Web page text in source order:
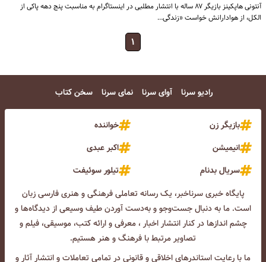
آنتونی هاپکینز بازیگر ۸۷ ساله با انتشار مطلبی در اینستاگرام به مناسبت پنج دهه پاکی از
الکل، از هوادارانش خواست «زندگی…
۱
رادیو سرنا آوای سرنا نمای سرنا سخن کتاب
بازیگر زن
خواننده
انیمیشن
اکبر عبدی
سریال بدنام
تیلور سوئیفت
پایگاه خبری سرناخبر، یک رسانه تعاملی فرهنگی و هنری فارسی زبان
است. ما به دنبال جست‌و‌جو و به‌دست آوردن طیف وسیعی از دیدگاه‌ها و
چشم انداز‌ها در کنار انتشار اخبار ، معرفی و ارائه کتب، موسیقی، فیلم و
تصاویر مرتبط با فرهنگ و هنر هستیم.
ما با رعایت استاندرهای اخلاقی و قانونی در تمامی تعاملات و انتشار آثار و